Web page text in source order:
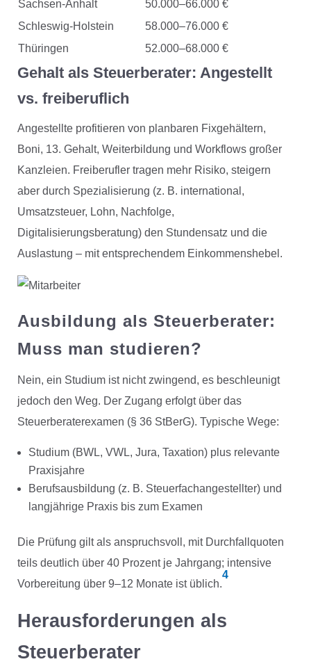
Sachsen-Anhalt
50.000–66.000 €
Schleswig-Holstein
58.000–76.000 €
Thüringen
52.000–68.000 €
Gehalt als Steuerberater: Angestellt
vs. freiberuflich
Angestellte profitieren von planbaren Fixgehältern,
Boni, 13. Gehalt, Weiterbildung und Workflows großer
Kanzleien. Freiberufler tragen mehr Risiko, steigern
aber durch Spezialisierung (z. B. international,
Umsatzsteuer, Lohn, Nachfolge,
Digitalisierungsberatung) den Stundensatz und die
Auslastung – mit entsprechendem Einkommenshebel.
Ausbildung als Steuerberater:
Muss man studieren?
Nein, ein Studium ist nicht zwingend, es beschleunigt
jedoch den Weg. Der Zugang erfolgt über das
Steuerberaterexamen (§ 36 StBerG). Typische Wege:
Studium (BWL, VWL, Jura, Taxation) plus relevante
Praxisjahre
Berufsausbildung (z. B. Steuerfachangestellter) und
langjährige Praxis bis zum Examen
Die Prüfung gilt als anspruchsvoll, mit Durchfallquoten
teils deutlich über 40 Prozent je Jahrgang; intensive
Vorbereitung über 9–12 Monate ist üblich.
4
Herausforderungen als
Steuerberater